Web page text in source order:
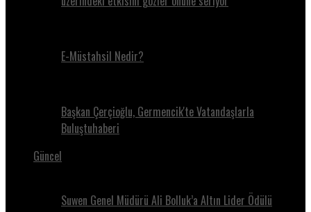
E-Müstahsil Nedir?
Başkan Çerçioğlu, Germencik'te Vatandaşlarla
Buluştuhaberi
Güncel
Suwen Genel Müdürü Ali Bolluk’a Altın Lider Ödülü